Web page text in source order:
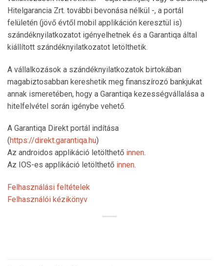
Hitelgarancia Zrt. további bevonása nélkül -, a portál
felületén (jövő évtől mobil applikáción keresztül is)
szándéknyilatkozatot igényelhetnek és a Garantiqa által
kiállított szándéknyilatkozatot letölthetik.
A vállalkozások a szándéknyilatkozatok birtokában
magabiztosabban kereshetik meg finanszírozó bankjukat
annak ismeretében, hogy a Garantiqa kezességvállalása a
hitelfelvétel során igénybe vehető.
A Garantiqa Direkt portál indítása
(https://direkt.garantiqa.hu)
Az androidos applikáció letölthető innen.
Az IOS-es applikáció letölthető innen.
Felhasználási feltételek
Felhasználói kézikönyv